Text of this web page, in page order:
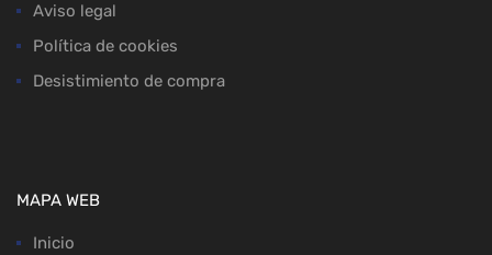
Aviso legal
Política de cookies
Desistimiento de compra
MAPA WEB
Inicio